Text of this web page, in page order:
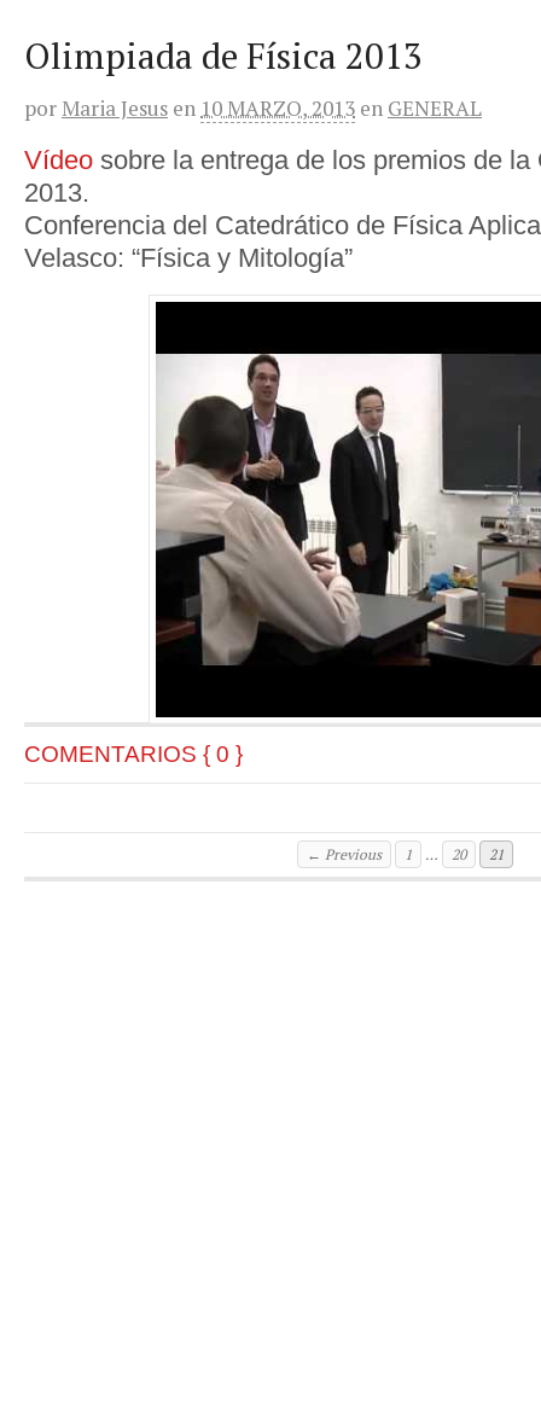
Olimpiada de Física 2013
por Maria Jesus en 10 MARZO, 2013 en GENERAL
Vídeo sobre la entrega de los premios de
2013.
Conferencia del Catedrático de Física
Velasco: “Física y Mitología”
COMENTARIOS { 0 }
← Previous 1 … 20 21